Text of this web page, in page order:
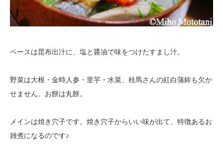
ベースは昆布出汁に、塩と醤油で味をつけたすまし汁。
野菜は大根・金時人参・里芋・水菜、桂馬さんの紅白蒲鉾も欠か
せません。お餅は丸餅。
メインは焼き穴子です。焼き穴子からいい味が出て、特徴あるお
雑煮になるのです♪